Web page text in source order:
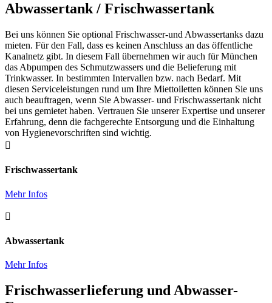
Abwassertank / Frischwassertank
Bei uns können Sie optional Frischwasser-und Abwassertanks dazu
mieten. Für den Fall, dass es keinen Anschluss an das öffentliche
Kanalnetz gibt. In diesem Fall übernehmen wir auch für München
das Abpumpen des Schmutzwassers und die Belieferung mit
Trinkwasser. In bestimmten Intervallen bzw. nach Bedarf. Mit
diesen Serviceleistungen rund um Ihre Miettoiletten können Sie uns
auch beauftragen, wenn Sie Abwasser- und Frischwassertank nicht
bei uns gemietet haben. Vertrauen Sie unserer Expertise und unserer
Erfahrung, denn die fachgerechte Entsorgung und die Einhaltung
von Hygienevorschriften sind wichtig.

Frischwassertank
Mehr Infos

Abwassertank
Mehr Infos
Frischwasserlieferung und Abwasser-